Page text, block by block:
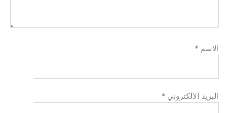
الاسم *
البريد الإلكتروني *